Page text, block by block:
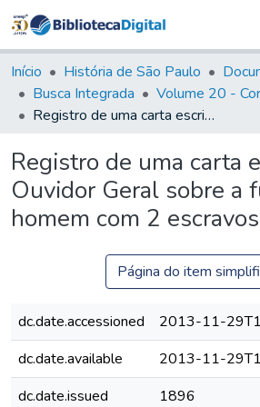
&
Coleções
Tudo na
Biblioteca
Estatísticas
Início História de São Paulo
Busca Integrada
Registro de uma carta escrita ao Ouvidor Geral sobre a fuga de um homem com 2 escravos
Registro de uma carta
Ouvidor Geral sobre a
homem com 2 escravos
Página do item
dc.date.accessioned
2013-11-
dc.date.available
2013-11-
dc.date.issued
1896